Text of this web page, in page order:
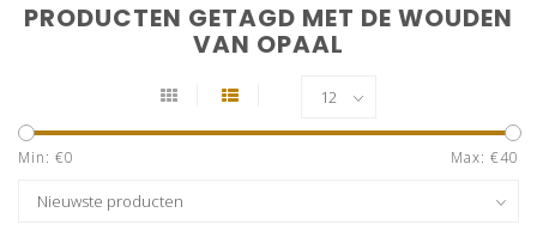
PRODUCTEN GETAGD MET DE WOUDEN
VAN OPAAL
Min: €0 Max: €40